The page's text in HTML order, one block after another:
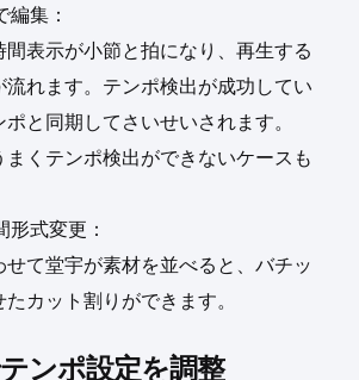
集：
表示が小節と拍になり、再生する
流れます。テンポ検出が成功してい
と同期してさいせいされます。
まくテンポ検出ができないケースも
式変更：
て堂宇が素材を並べると、バチッ
カット割りができます。
ンポ設定を調整